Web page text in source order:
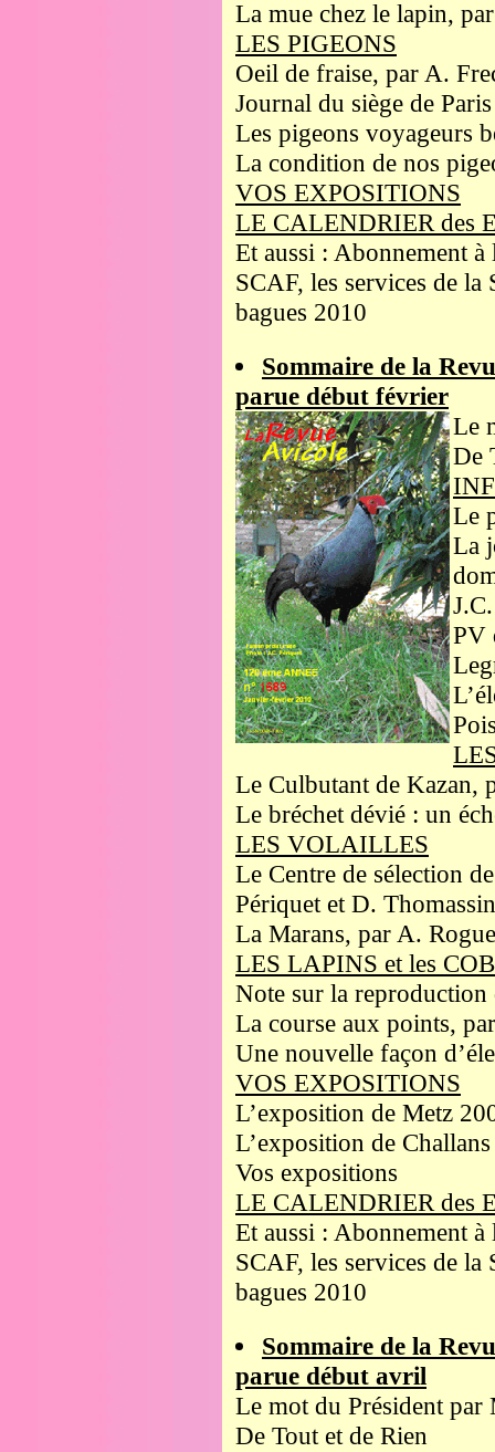
La mue chez le lapin,
LES PIGEONS
Oeil de fraise, par A.
Journal du siège de Paris
Les pigeons voyageurs
La condition de nos
VOS EXPOSITIONS
LE CALENDRIER des
Et aussi : Abonnement
SCAF, les services de la
bagues 2010
Sommaire de la
parue début février
Le
De
Le
La
PV
Le Culbutant de Kazan,
Le bréchet dévié : un
LES VOLAILLES
Le Centre de sélection
Périquet et D. Thomassin
La Marans, par A.
LES LAPINS et les
Note sur la
La course aux points,
Une nouvelle façon
VOS EXPOSITIONS
L’exposition de Metz
L’exposition de
Vos expositions
LE CALENDRIER des
Et aussi : Abonnement
SCAF, les services de la
bagues 2010
Sommaire de la
parue début avril
Le mot du Président par
De Tout et de Rien